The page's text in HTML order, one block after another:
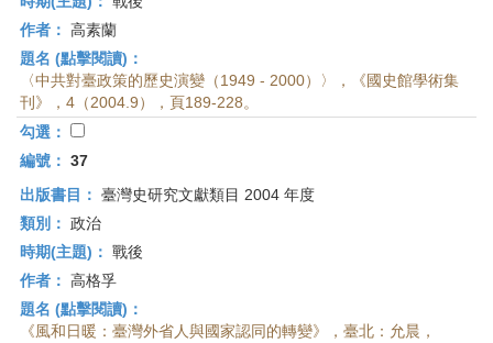
作者： 高素蘭
題名 (點擊閱讀)：
〈中共對臺政策的歷史演變（1949 - 2000）〉，《國史館學術集
刊》，4（2004.9），頁189-228。
勾選：
編號： 37
出版書目： 臺灣史研究文獻類目 2004 年度
類別： 政治
時期(主題)： 戰後
作者： 高格孚
題名 (點擊閱讀)：
《風和日暖：臺灣外省人與國家認同的轉變》，臺北：允晨，